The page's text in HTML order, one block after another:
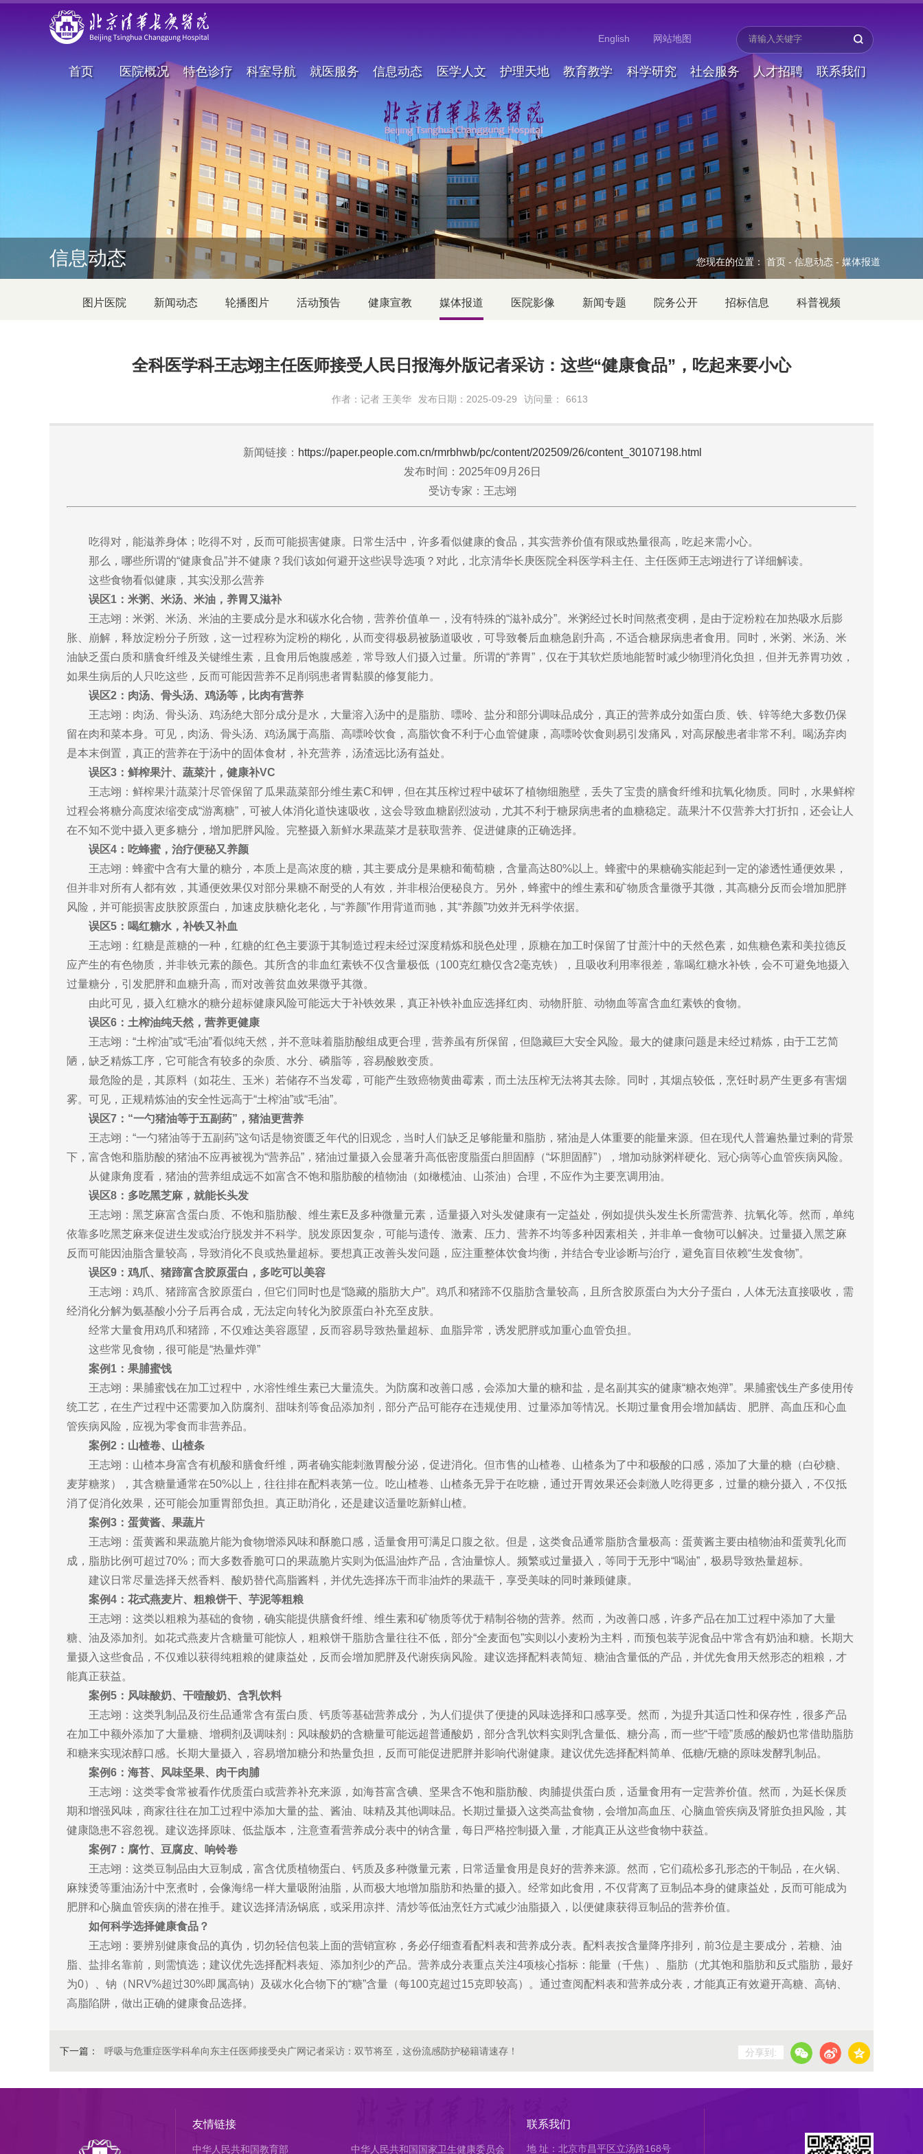
English 网站地图
首页 医院概况 特色诊疗 科室导航 就医服务 信息动态 医学人文 护理天地 教育教学 科学研究 社会服务 人才招聘 联系我们
信息动态 您现在的位置：首页 - 信息动态 - 媒体报道
图片医院 新闻动态 轮播图片 活动预告 健康宣教 媒体报道 医院影像 新闻专题 院务公开 招标信息 科普视频
全科医学科王志翊主任医师接受人民日报海外版记者采访：这些“健康食品”，吃起来要小心
作者：记者 王美华 发布日期：2025-09-29 访问量： 6613
新闻链接： https://paper.people.com.cn/rmrbhwb/pc/content/202509/26/content_30107198.html
发布时间：2025年09月26日
受访专家： 王志翊
吃得对，能滋养身体；吃得不对，反而可能损害健康。日常生活中，许多看似健康的食品，其实营养价值有限或热量很高，吃起来需小心。
那么，哪些所谓的“健康食品”并不健康？我们该如何避开这些误导选项？对此，北京清华长庚医院全科医学科主任、主任医师王志翊进行了详细解读。
这些食物看似健康，其实没那么营养
误区1：米粥、米汤、米油，养胃又滋补
王志翊：米粥、米汤、米油的主要成分是水和碳水化合物，营养价值单一，没有特殊的“滋补成分”。米粥经过长时间熬煮变稠，是由于淀粉粒在加热吸水后膨
胀、崩解，释放淀粉分子所致，这一过程称为淀粉的糊化，从而变得极易被肠道吸收，可导致餐后血糖急剧升高，不适合糖尿病患者食用。同时，米粥、米汤、米
油缺乏蛋白质和膳食纤维及关键维生素，且食用后饱腹感差，常导致人们摄入过量。所谓的“养胃”，仅在于其软烂质地能暂时减少物理消化负担，但并无养胃功效，
如果生病后的人只吃这些，反而可能因营养不足削弱患者胃黏膜的修复能力。
误区2：肉汤、骨头汤、鸡汤等，比肉有营养
王志翊：肉汤、骨头汤、鸡汤绝大部分成分是水，大量溶入汤中的是脂肪、嘌呤、盐分和部分调味品成分，真正的营养成分如蛋白质、铁、锌等绝大多数仍保
留在肉和菜本身。可见，肉汤、骨头汤、鸡汤属于高脂、高嘌呤饮食，高脂饮食不利于心血管健康，高嘌呤饮食则易引发痛风，对高尿酸患者非常不利。喝汤弃肉
是本末倒置，真正的营养在于汤中的固体食材，补充营养，汤渣远比汤有益处。
误区3：鲜榨果汁、蔬菜汁，健康补VC
王志翊：鲜榨果汁蔬菜汁尽管保留了瓜果蔬菜部分维生素C和钾，但在其压榨过程中破坏了植物细胞壁，丢失了宝贵的膳食纤维和抗氧化物质。同时，水果鲜榨
过程会将糖分高度浓缩变成“游离糖”，可被人体消化道快速吸收，这会导致血糖剧烈波动，尤其不利于糖尿病患者的血糖稳定。蔬果汁不仅营养大打折扣，还会让人
在不知不觉中摄入更多糖分，增加肥胖风险。完整摄入新鲜水果蔬菜才是获取营养、促进健康的正确选择。
误区4：吃蜂蜜，治疗便秘又养颜
王志翊：蜂蜜中含有大量的糖分，本质上是高浓度的糖，其主要成分是果糖和葡萄糖，含量高达80%以上。蜂蜜中的果糖确实能起到一定的渗透性通便效果，
但并非对所有人都有效，其通便效果仅对部分果糖不耐受的人有效，并非根治便秘良方。另外，蜂蜜中的维生素和矿物质含量微乎其微，其高糖分反而会增加肥胖
风险，并可能损害皮肤胶原蛋白，加速皮肤糖化老化，与“养颜”作用背道而驰，其“养颜”功效并无科学依据。
误区5：喝红糖水，补铁又补血
王志翊：红糖是蔗糖的一种，红糖的红色主要源于其制造过程未经过深度精炼和脱色处理，原糖在加工时保留了甘蔗汁中的天然色素，如焦糖色素和美拉德反
应产生的有色物质，并非铁元素的颜色。其所含的非血红素铁不仅含量极低（100克红糖仅含2毫克铁），且吸收利用率很差，靠喝红糖水补铁，会不可避免地摄入
过量糖分，引发肥胖和血糖升高，而对改善贫血效果微乎其微。
由此可见，摄入红糖水的糖分超标健康风险可能远大于补铁效果，真正补铁补血应选择红肉、动物肝脏、动物血等富含血红素铁的食物。
误区6：土榨油纯天然，营养更健康
王志翊：“土榨油”或“毛油”看似纯天然，并不意味着脂肪酸组成更合理，营养虽有所保留，但隐藏巨大安全风险。最大的健康问题是未经过精炼，由于工艺简
陋，缺乏精炼工序，它可能含有较多的杂质、水分、磷脂等，容易酸败变质。
最危险的是，其原料（如花生、玉米）若储存不当发霉，可能产生致癌物黄曲霉素，而土法压榨无法将其去除。同时，其烟点较低，烹饪时易产生更多有害烟
雾。可见，正规精炼油的安全性远高于“土榨油”或“毛油”。
误区7：“一勺猪油等于五副药”，猪油更营养
王志翊：“一勺猪油等于五副药”这句话是物资匮乏年代的旧观念，当时人们缺乏足够能量和脂肪，猪油是人体重要的能量来源。但在现代人普遍热量过剩的背景
下，富含饱和脂肪酸的猪油不应再被视为“营养品”，猪油过量摄入会显著升高低密度脂蛋白胆固醇（“坏胆固醇”），增加动脉粥样硬化、冠心病等心血管疾病风险。
从健康角度看，猪油的营养组成远不如富含不饱和脂肪酸的植物油（如橄榄油、山茶油）合理，不应作为主要烹调用油。
误区8：多吃黑芝麻，就能长头发
王志翊：黑芝麻富含蛋白质、不饱和脂肪酸、维生素E及多种微量元素，适量摄入对头发健康有一定益处，例如提供头发生长所需营养、抗氧化等。然而，单纯
依靠多吃黑芝麻来促进生发或治疗脱发并不科学。脱发原因复杂，可能与遗传、激素、压力、营养不均等多种因素相关，并非单一食物可以解决。过量摄入黑芝麻
反而可能因油脂含量较高，导致消化不良或热量超标。要想真正改善头发问题，应注重整体饮食均衡，并结合专业诊断与治疗，避免盲目依赖“生发食物”。
误区9：鸡爪、猪蹄富含胶原蛋白，多吃可以美容
王志翊：鸡爪、猪蹄富含胶原蛋白，但它们同时也是“隐藏的脂肪大户”。鸡爪和猪蹄不仅脂肪含量较高，且所含胶原蛋白为大分子蛋白，人体无法直接吸收，需
经消化分解为氨基酸小分子后再合成，无法定向转化为胶原蛋白补充至皮肤。
经常大量食用鸡爪和猪蹄，不仅难达美容愿望，反而容易导致热量超标、血脂异常，诱发肥胖或加重心血管负担。
这些常见食物，很可能是“热量炸弹”
案例1：果脯蜜饯
王志翊：果脯蜜饯在加工过程中，水溶性维生素已大量流失。为防腐和改善口感，会添加大量的糖和盐，是名副其实的健康“糖衣炮弹”。果脯蜜饯生产多使用传
统工艺，在生产过程中还需要加入防腐剂、甜味剂等食品添加剂，部分产品可能存在违规使用、过量添加等情况。长期过量食用会增加龋齿、肥胖、高血压和心血
管疾病风险，应视为零食而非营养品。
案例2：山楂卷、山楂条
王志翊：山楂本身富含有机酸和膳食纤维，两者确实能刺激胃酸分泌，促进消化。但市售的山楂卷、山楂条为了中和极酸的口感，添加了大量的糖（白砂糖、
麦芽糖浆），其含糖量通常在50%以上，往往排在配料表第一位。吃山楂卷、山楂条无异于在吃糖，通过开胃效果还会刺激人吃得更多，过量的糖分摄入，不仅抵
消了促消化效果，还可能会加重胃部负担。真正助消化，还是建议适量吃新鲜山楂。
案例3：蛋黄酱、果蔬片
王志翊：蛋黄酱和果蔬脆片能为食物增添风味和酥脆口感，适量食用可满足口腹之欲。但是，这类食品通常脂肪含量极高：蛋黄酱主要由植物油和蛋黄乳化而
成，脂肪比例可超过70%；而大多数香脆可口的果蔬脆片实则为低温油炸产品，含油量惊人。频繁或过量摄入，等同于无形中“喝油”，极易导致热量超标。
建议日常尽量选择天然香料、酸奶替代高脂酱料，并优先选择冻干而非油炸的果蔬干，享受美味的同时兼顾健康。
案例4：花式燕麦片、粗粮饼干、芋泥等粗粮
王志翊：这类以粗粮为基础的食物，确实能提供膳食纤维、维生素和矿物质等优于精制谷物的营养。然而，为改善口感，许多产品在加工过程中添加了大量
糖、油及添加剂。如花式燕麦片含糖量可能惊人，粗粮饼干脂肪含量往往不低，部分“全麦面包”实则以小麦粉为主料，而预包装芋泥食品中常含有奶油和糖。长期大
量摄入这些食品，不仅难以获得纯粗粮的健康益处，反而会增加肥胖及代谢疾病风险。建议选择配料表简短、糖油含量低的产品，并优先食用天然形态的粗粮，才
能真正获益。
案例5：风味酸奶、干噎酸奶、含乳饮料
王志翊：这类乳制品及衍生品通常含有蛋白质、钙质等基础营养成分，为人们提供了便捷的风味选择和口感享受。然而，为提升其适口性和保存性，很多产品
在加工中额外添加了大量糖、增稠剂及调味剂：风味酸奶的含糖量可能远超普通酸奶，部分含乳饮料实则乳含量低、糖分高，而一些“干噎”质感的酸奶也常借助脂肪
和糖来实现浓醇口感。长期大量摄入，容易增加糖分和热量负担，反而可能促进肥胖并影响代谢健康。建议优先选择配料简单、低糖/无糖的原味发酵乳制品。
案例6：海苔、风味坚果、肉干肉脯
王志翊：这类零食常被看作优质蛋白或营养补充来源，如海苔富含碘、坚果含不饱和脂肪酸、肉脯提供蛋白质，适量食用有一定营养价值。然而，为延长保质
期和增强风味，商家往往在加工过程中添加大量的盐、酱油、味精及其他调味品。长期过量摄入这类高盐食物，会增加高血压、心脑血管疾病及肾脏负担风险，其
健康隐患不容忽视。建议选择原味、低盐版本，注意查看营养成分表中的钠含量，每日严格控制摄入量，才能真正从这些食物中获益。
案例7：腐竹、豆腐皮、响铃卷
王志翊：这类豆制品由大豆制成，富含优质植物蛋白、钙质及多种微量元素，日常适量食用是良好的营养来源。然而，它们疏松多孔形态的干制品，在火锅、
麻辣烫等重油汤汁中烹煮时，会像海绵一样大量吸附油脂，从而极大地增加脂肪和热量的摄入。经常如此食用，不仅背离了豆制品本身的健康益处，反而可能成为
肥胖和心脑血管疾病的潜在推手。建议选择清汤锅底，或采用凉拌、清炒等低油烹饪方式减少油脂摄入，以便健康获得豆制品的营养价值。
如何科学选择健康食品？
王志翊：要辨别健康食品的真伪，切勿轻信包装上面的营销宣称，务必仔细查看配料表和营养成分表。配料表按含量降序排列，前3位是主要成分，若糖、油
脂、盐排名靠前，则需慎选；建议优先选择配料表短、添加剂少的产品。营养成分表重点关注4项核心指标：能量（千焦）、脂肪（尤其饱和脂肪和反式脂肪，最好
为0）、钠（NRV%超过30%即属高钠）及碳水化合物下的“糖”含量（每100克超过15克即较高）。通过查阅配料表和营养成分表，才能真正有效避开高糖、高钠、
高脂陷阱，做出正确的健康食品选择。
下一篇： 呼吸与危重症医学科牟向东主任医师接受央广网记者采访：双节将至，这份流感防护秘籍请速存！ 分享到:
友情链接
中华人民共和国教育部 中华人民共和国国家卫生健康委员会
联系我们
地 址：北京市昌平区立汤路168号